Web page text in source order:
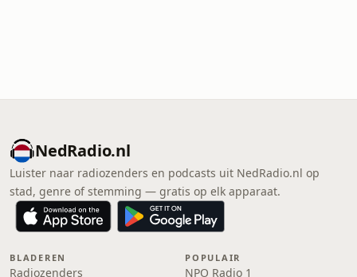
NedRadio.nl
Luister naar radiozenders en podcasts uit NedRadio.nl op
stad, genre of stemming — gratis op elk apparaat.
BLADEREN
Radiozenders
POPULAIR
NPO Radio 1